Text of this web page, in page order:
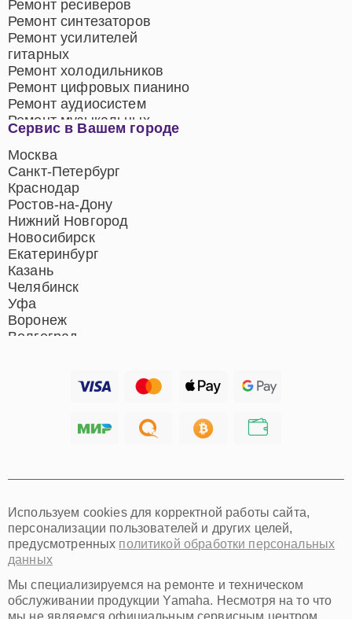
Сервис в Вашем городе
Москва
Санкт-Петербург
Краснодар
Ростов-на-Дону
Нижний Новгород
Новосибирск
Екатеринбург
Казань
Челябинск
Уфа
Воронеж
Волгоград
Хабаровск
Омск
Красноярск
Пермь
Ульяновск
Киров
Архангельск
Ремонт ресиверов
Ремонт синтезаторов
Ремонт усилителей
гитарных
Ремонт холодильников
Ремонт цифровых пианино
Ремонт аудиосистем
Ремонт музыкальных
центров
Ремонт домашних
кинотеатров
Ремонт микрофонов
Ремонт акустических
систем
Используем cookies для корректной работы сайта,
персонализации пользователей и других целей,
предусмотренных политикой обработки персональных
данных
Мы специализируемся на ремонте и техническом
обслуживании продукции Yamaha. Несмотря на то что
мы не являемся официальным сервисным центром,